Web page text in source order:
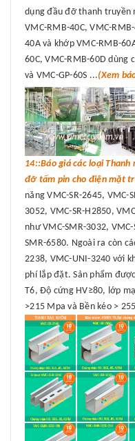
dụng đầu đỡ thanh truyền
VMC-RMB-40C, VMC-
40A và khớp VMC-RMB-
60C, VMC-RMB-60D dùng
và VMC-GP-60S ...(Xem
14::Báo giá các loại
đỡ tấm pin cho điện mặt
năng VMC-SR-2645, VMC-
3052, VMC-SR-H2850,
như VMC-SMR-3032,
SMR-6580. Ngoài ra còn
2238, VMC-UNI-3240 với
phí lắp đặt. Sản phẩm
T6, Độ cứng HV≥80, lớp
>215 Mpa và Bền kéo >